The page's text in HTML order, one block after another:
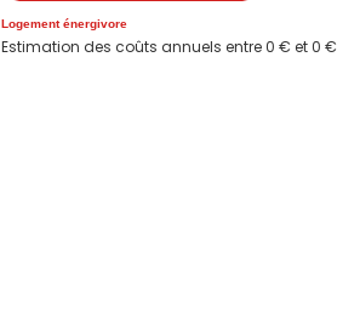
Logement énergivore
Estimation des coûts annuels entre 0 € et 0 €